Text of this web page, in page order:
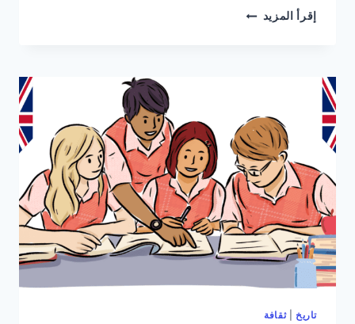
إقرأ المزيد العائلة
تمثله
فعليًا
بريطانيا
في
2026؟
تاريخ |ثقافة